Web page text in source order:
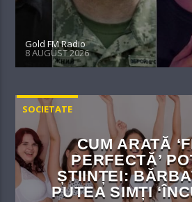
Gold FM Radio
8 AUGUST 2026
SOCIETATE
CUM ARATĂ
PERFECTĂ’
ȘTIINȚEI:
PUTEA SIMȚI